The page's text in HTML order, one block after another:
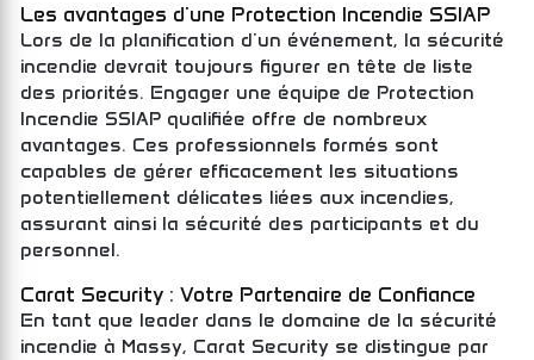
Les avantages d'une Protection Incendie SSIAP
Lors de la planification d'un événement, la sécurité
incendie devrait toujours figurer en tête de liste
des priorités. Engager une équipe de Protection
Incendie SSIAP qualifiée offre de nombreux
avantages. Ces professionnels formés sont
capables de gérer efficacement les situations
potentiellement délicates liées aux incendies,
assurant ainsi la sécurité des participants et du
personnel.
Carat Security : Votre Partenaire de Confiance
En tant que leader dans le domaine de la sécurité
incendie à Massy, Carat Security se distingue par